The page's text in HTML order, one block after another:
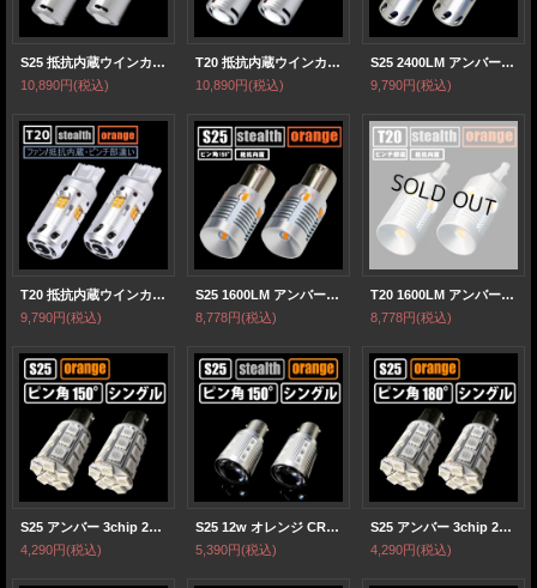
S25 抵抗内蔵ウインカー シングル ピン角150° プロジェクター/油圧ファン内蔵
10,890円(税込)
T20 抵抗内蔵ウインカー シングル ピンチ部違い共通 プロジェクター/油圧ファン内蔵
10,890円(税込)
S25 2400LM アンバー シングル ピン角150° ファン/抵抗内蔵ウインカー
9,790円(税込)
T20 抵抗内蔵ウインカー 2400LM ピンチ部違い ファン/抵抗内蔵ウインカー
9,790円(税込)
S25 1600LM アンバー シングル ピン角150° 抵抗内蔵ウインカー
8,778円(税込)
T20 1600LM アンバー シングル ピンチ部違い 抵抗内蔵ウインカー
8,778円(税込)
S25 アンバー 3chip 27連 ピン角150°
4,290円(税込)
S25 12w オレンジ CREE×SAMSUNG ピン角 シングル 150°
5,390円(税込)
S25 アンバー 3chip 27連 ピン角180°
4,290円(税込)